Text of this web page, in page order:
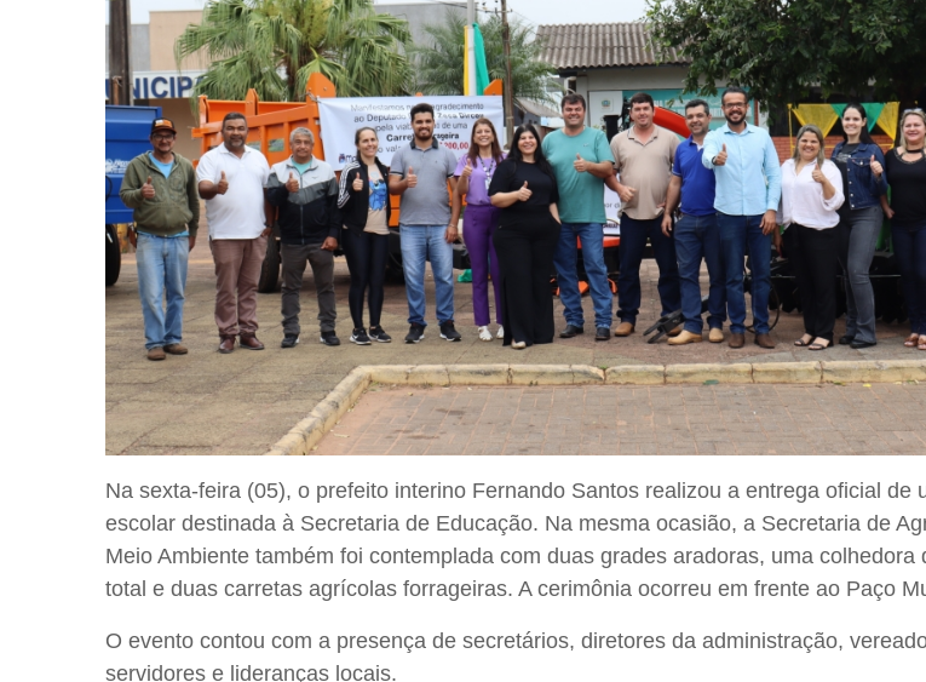
Na sexta-feira (05), o prefeito interino Fernando Santos realizou a entrega oficial de
escolar destinada à Secretaria de Educação. Na mesma ocasião, a Secretaria de
Meio Ambiente também foi contemplada com duas grades aradoras, uma colhedora
total e duas carretas agrícolas forrageiras. A cerimônia ocorreu em frente ao Paço
O evento contou com a presença de secretários, diretores da administração,
servidores e lideranças locais.